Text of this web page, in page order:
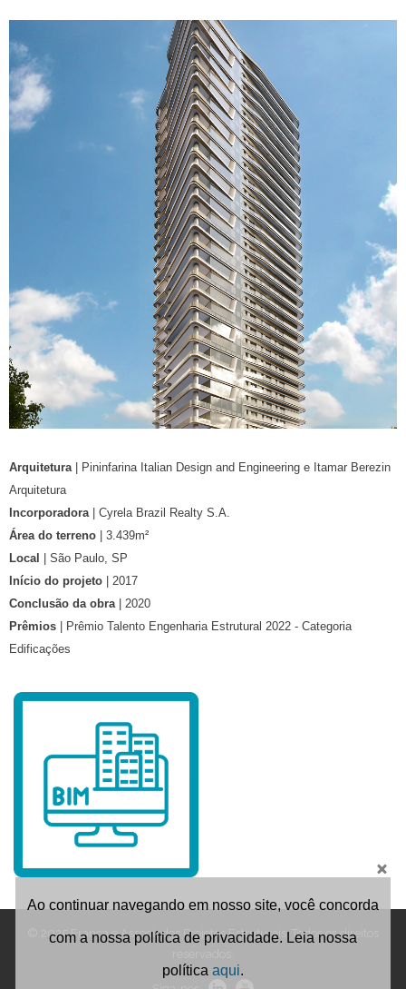
Arquitetura | Pininfarina Italian Design and Engineering e Itamar Berezin
Arquitetura
Incorporadora | Cyrela Brazil Realty S.A.
Área do terreno | 3.439m²
Local | São Paulo, SP
Início do projeto | 2017
Conclusão da obra | 2020
Prêmios | Prêmio Talento Engenharia Estrutural 2022 - Categoria
Edificações
© 2025 França e Associados Projetos Estruturais. Todos os direitos
Ao continuar navegando em nosso site, você concorda
com a nossa política de privacidade. Leia nossa
política aqui.